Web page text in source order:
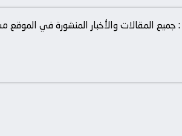
: جميع المقالات والأخبار المنشورة في